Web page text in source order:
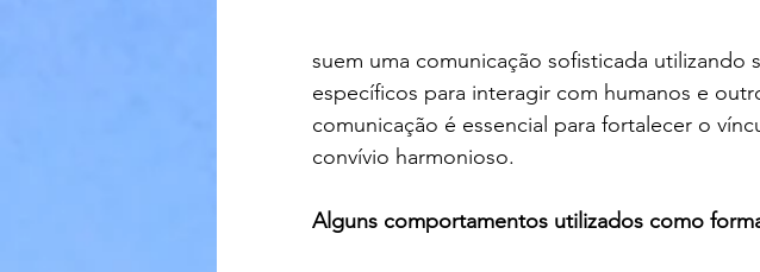
suem uma comunicação sofisticada
específicos para interagir com humanos e
comunicação é essencial para fortalecer o
convívio harmonioso.
Alguns comportamentos utilizados como